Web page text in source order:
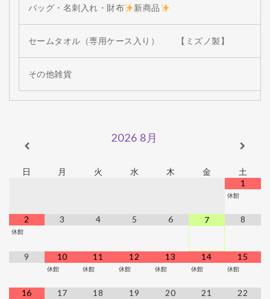
バッグ・名刺入れ・財布 新商品
セームタオル（専用ケース入り） 【ミズノ製】
その他雑貨
2026 8月
日 月 火 水 木 金
土
1
休館
2
休館
3 4 5 6 7 8
9 10
休館
11
休館
12
休館
13
休館
14
休館
15
休館
16 17 18 19 20 21 22